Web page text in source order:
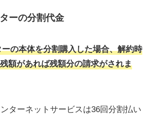
ーの分割代金
の本体を分割購入した場合、解約時
額があれば残額分の請求がされま
ターネットサービスは36回分割払い